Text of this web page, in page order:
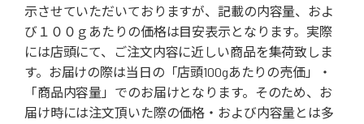
示させていただいておりますが、記載の内容量、およ
び１００ｇあたりの価格は目安表示となります。実際
には店頭にて、ご注文内容に近しい商品を集荷致しま
す。お届けの際は当日の「店頭100gあたりの売価」・
「商品内容量」でのお届けとなります。そのため、お
届け時には注文頂いた際の価格・および内容量とは多